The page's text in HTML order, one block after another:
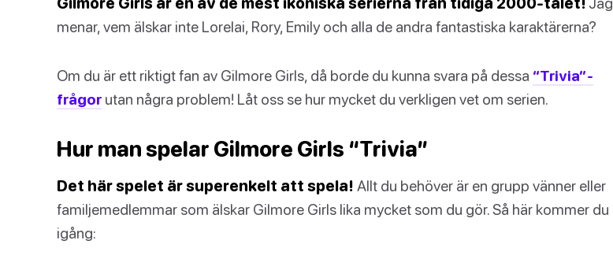
menar, vem älskar inte Lorelai, Rory, Emily och alla de andra fantastiska karaktärerna?
Om du är ett riktigt fan av Gilmore Girls, då borde du kunna svara på dessa “Trivia”-
frågor utan några problem! Låt oss se hur mycket du verkligen vet om serien.
Hur man spelar Gilmore Girls “Trivia”
Det här spelet är superenkelt att spela! Allt du behöver är en grupp vänner eller
familjemedlemmar som älskar Gilmore Girls lika mycket som du gör. Så här kommer du
igång: